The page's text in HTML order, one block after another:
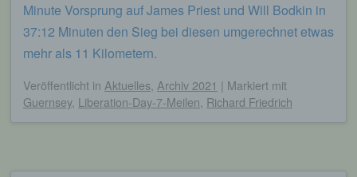
Minute Vorsprung auf James Priest und Will Bodkin in
37:12 Minuten den Sieg bei diesen umgerechnet etwas
mehr als 11 Kilometern.
Veröffentlicht in Aktuelles Archiv 2021 | Markiert mit
Guernsey, Liberation-Day-7-Meilen Richard Friedrich
LocalStorage und SessionStorage durch
entsprechende Einstellung in Ihrem Browser
Cookies. Viele Cookies enthalten eine sogenannte
Cookie-ID. Eine Cookie-ID ist eine eindeutige